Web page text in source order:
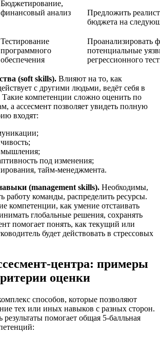
Бюджетирование,
финансовый анализ
Предложить
бюджета на
Тестирование
программного
обеспечения
Проанализировать
потенциальные
регрессионного
(soft skills). Влияют на то, как
с другими людьми, ведёт себя в
Такие компетенции сложно оценить по
а ассесмент позволяет увидеть полную
входят:
мышления;
под изменения;
тайм-менеджмента.
(management skills). Необходимы,
работу команды, распределить ресурсы.
компетенции, как умение отстаивать
глобальные решения, сохранять
помогает понять, как текущий или
будет действовать в стрессовых
центра: примеры
оценки
способов, которые позволяют
тех или иных навыков с разных сторон.
результаты помогает общая 5-балльная